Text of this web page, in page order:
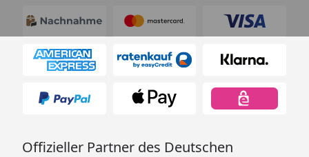
Offizieller Partner des Deutschen